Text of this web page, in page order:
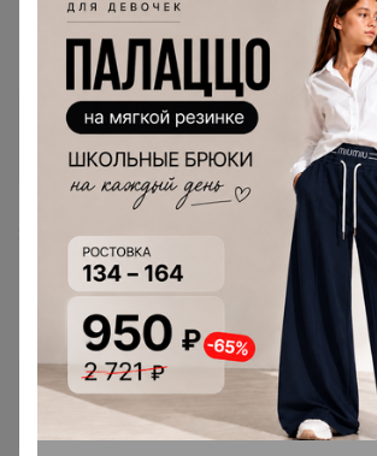
ЮляВин, открыла
ЮляВин
Гений СП
3 ноября, 2018 19:05
, можно поменять размер я
МЁД
Магистр